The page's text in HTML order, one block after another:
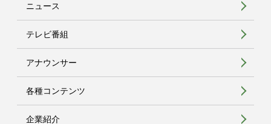
ニュース
テレビ番組
アナウンサー
各種コンテンツ
企業紹介